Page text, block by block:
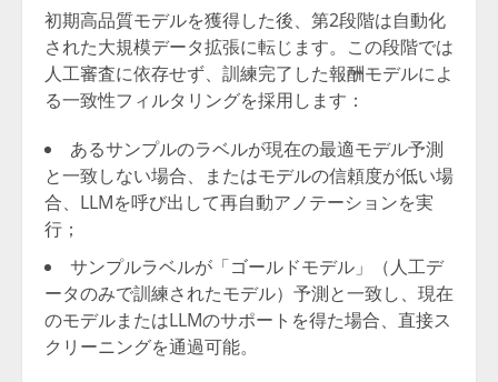
初期高品質モデルを獲得した後、第2段階は自動化
された大規模データ拡張に転じます。この段階では
人工審査に依存せず、訓練完了した報酬モデルによ
る一致性フィルタリングを採用します：
あるサンプルのラベルが現在の最適モデル予測
と一致しない場合、またはモデルの信頼度が低い場
合、LLMを呼び出して再自動アノテーションを実
行；
サンプルラベルが「ゴールドモデル」（人工デ
ータのみで訓練されたモデル）予測と一致し、現在
のモデルまたはLLMのサポートを得た場合、直接ス
クリーニングを通過可能。